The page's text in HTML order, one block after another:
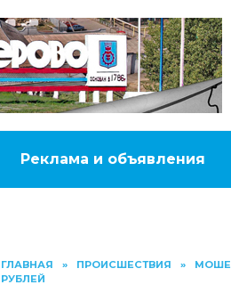
Реклама и объявления
ГЛАВНАЯ » ПРОИСШЕСТВИЯ »
РУБЛЕЙ